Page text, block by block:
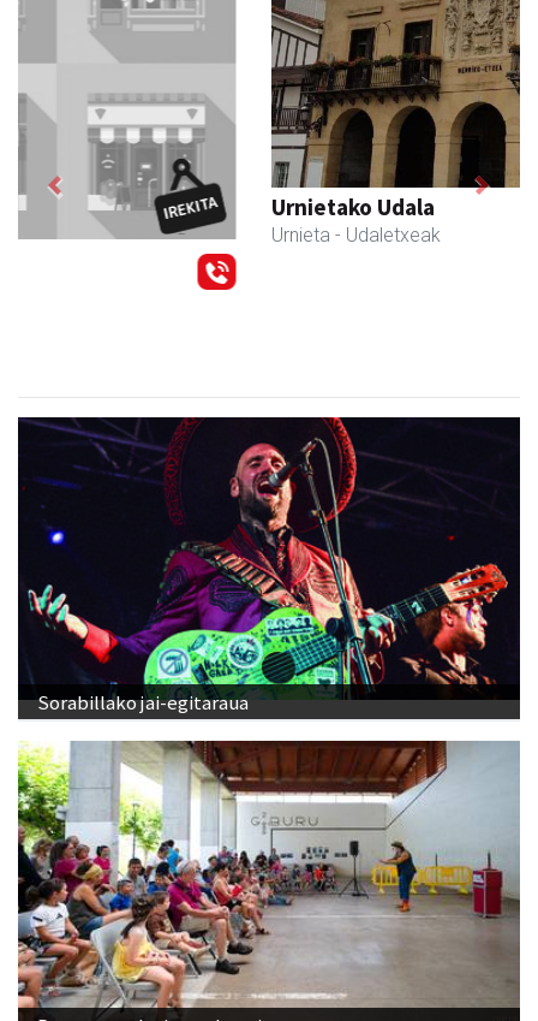
Urnietako Udala
Urnieta - Udaletxeak
Previous Next
Sorabillako jai-egitaraua
Potx magoak girotu du goiza